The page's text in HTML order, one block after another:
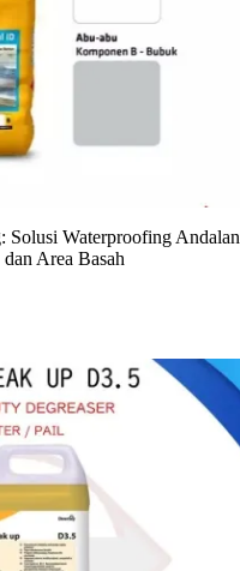
Solusi Waterproofing Andalan
Area Basah